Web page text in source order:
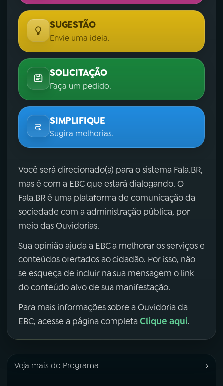
SUGESTÃO
Envie uma ideia.
SOLICITAÇÃO
Faça um pedido.
SIMPLIFIQUE
Sugira melhorias.
Você será direcionado(a) para o sistema Fala.BR,
mas é com a EBC que estará dialogando. O
Fala.BR é uma plataforma de comunicação da
sociedade com a administração pública, por
meio das Ouvidorias.
Sua opinião ajuda a EBC a melhorar os serviços e
conteúdos ofertados ao cidadão. Por isso, não
se esqueça de incluir na sua mensagem o link
do conteúdo alvo de sua manifestação.
Para mais informações sobre a Ouvidoria da
EBC, acesse a página completa Clique aqui.
Veja mais do Programa ›